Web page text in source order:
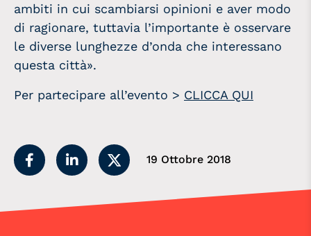
ambiti in cui scambiarsi opinioni e aver modo
di ragionare, tuttavia l’importante è osservare
le diverse lunghezze d’onda che interessano
questa città».
Per partecipare all’evento > CLICCA QUI
19 Ottobre 2018